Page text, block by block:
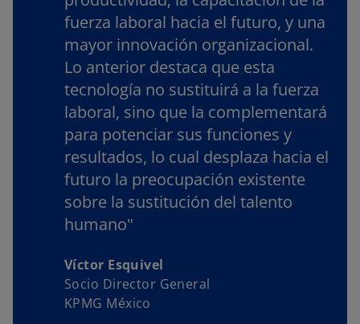
fuerza laboral hacia el futuro, y una
mayor innovación organizacional.
Lo anterior destaca que esta
tecnología no sustituirá a la fuerza
laboral, sino que la complementará
para potenciar sus funciones y
resultados, lo cual desplaza hacia el
futuro la preocupación existente
sobre la sustitución del talento
humano"
Víctor Esquivel
Socio Director General
KPMG México